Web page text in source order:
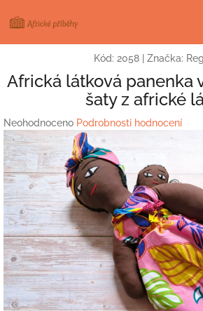
na
Kód: 2058 Značka:
Africká látková panenka
šaty z africké
Průměrné
hodnocení
produktu
je
0,0
z
5
hvězdiček.
Neohodnoceno Podrobnosti hodnocení